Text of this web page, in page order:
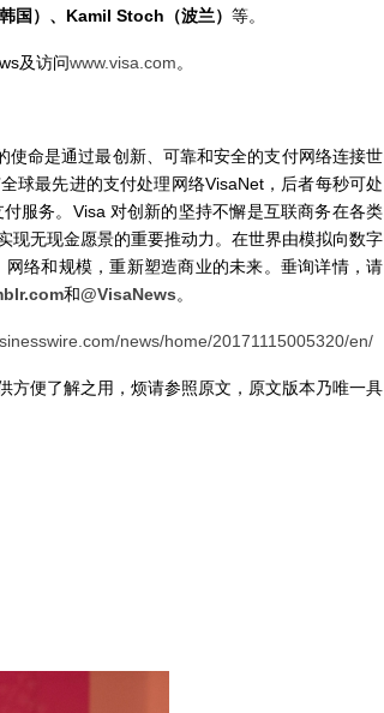
韩国）、 Kamil Stoch （波兰） 等。
及访问www.visa.com。
命是通过最创新、可靠和安全的支付网络连接世
球最先进的支付处理网络VisaNet，后者每秒可处
服务。Visa 对创新的坚持不懈是互联商务在各类
现无现金愿景的重要推动力。在世界由模拟向数字
络和规模，重新塑造商业的未来。垂询详情，请
和@VisaNews。
news/home/20171115005320/en/
方便了解之用，烦请参照原文，原文版本乃唯一具